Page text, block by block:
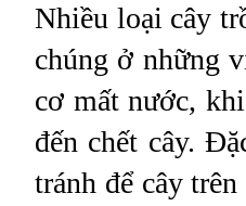
Nhiều loại cây
chúng ở những
cơ mất nước,
đến chết cây.
tránh để cây